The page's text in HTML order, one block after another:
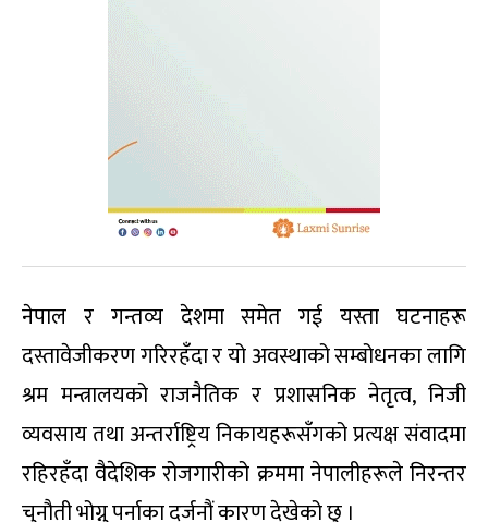
नेपाल र गन्तव्य देशमा समेत गई यस्ता घटनाहरू
दस्तावेजीकरण गरिरहँदा र यो अवस्थाको सम्बोधनका लागि
श्रम मन्त्रालयको राजनैतिक र प्रशासनिक नेतृत्व, निजी
व्यवसाय तथा अन्तर्राष्ट्रिय निकायहरूसँगको प्रत्यक्ष संवादमा
रहिरहँदा वैदेशिक रोजगारीको क्रममा नेपालीहरूले निरन्तर
चुनौती भोग्नु पर्नाका दर्जनौं कारण देखेको छु ।